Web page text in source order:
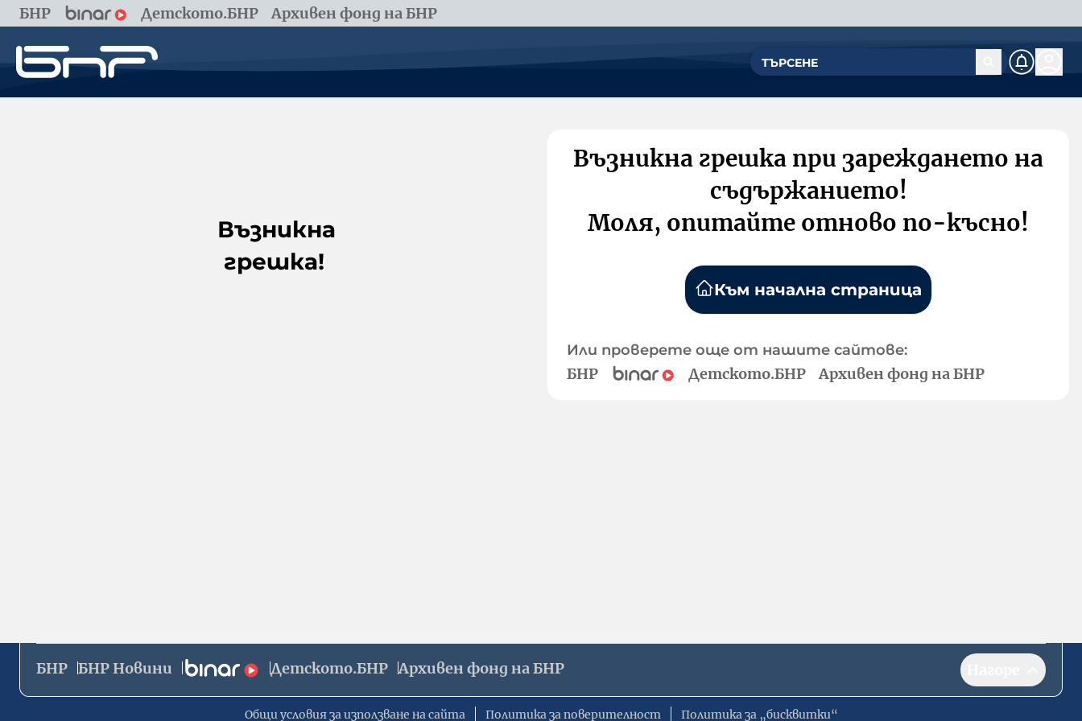
БНР Детското.БНР Архивен фонд на БНР
Възникна
грешка!
Възникна грешка при зареждането на
съдържанието!
Моля, опитайте отново по-късно!
Към начална страница
Или проверете още от нашите сайтове:
БНР Детското.БНР Архивен фонд на БНР
БНР БНР Новини Детското.БНР Архивен фонд на БНР
Общи условия за използване на сайта Политика за поверителност Политика за „бисквитки“